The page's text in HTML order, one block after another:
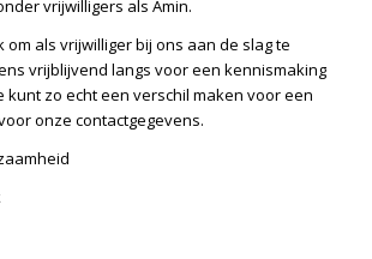
vrijwilligers als Amin.
om als vrijwilliger bij ons aan de slag te
vrijblijvend langs voor een kennismaking
kunt zo echt een verschil maken voor een
onze contactgegevens.